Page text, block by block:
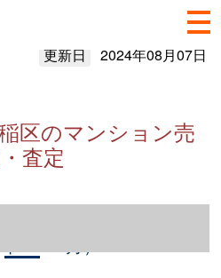
更新日 2024年08月07日
区のマンション売
査定